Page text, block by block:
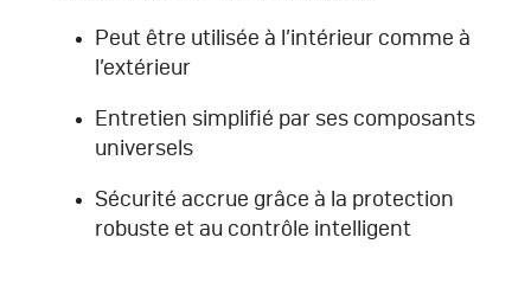
Peut être utilisée à l’intérieur comme à
l’extérieur
Entretien simplifié par ses composants
universels
Sécurité accrue grâce à la protection
robuste et au contrôle intelligent